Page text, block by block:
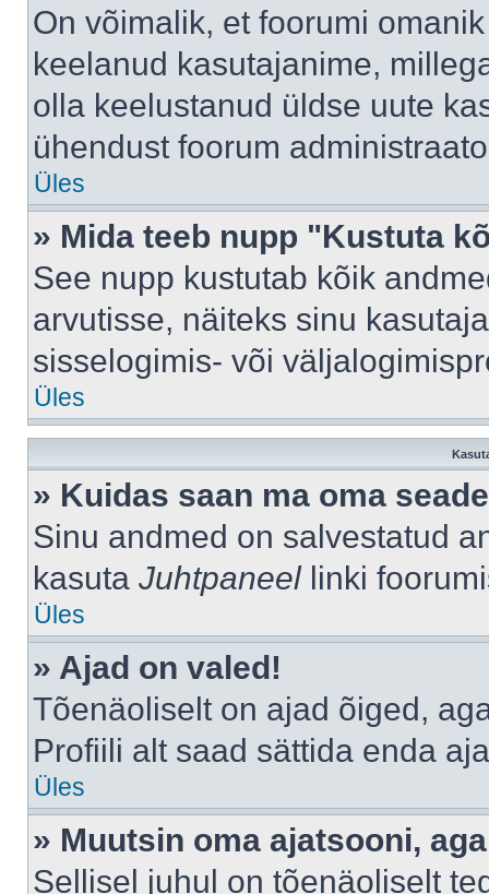
On võimalik, et foorumi
keelanud kasutajanime,
olla keelustanud üldse uute
ühendust foorum
Üles
» Mida teeb nupp "Kustuta
See nupp kustutab kõik
arvutisse, näiteks sinu
sisselogimis- või
Üles
» Kuidas saan ma oma
Sinu andmed on salvestatud
kasuta Juhtpaneellinki
Üles
» Ajad on valed!
Tõenäoliselt on ajad õiged,
Profiili alt saad sättida enda
Üles
» Muutsin oma ajatsooni,
Sellisel juhul on tõenäoliselt